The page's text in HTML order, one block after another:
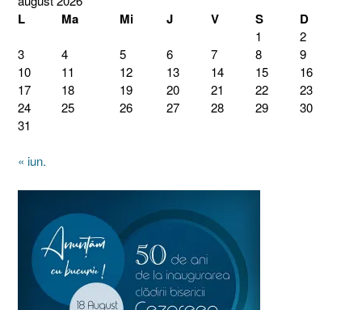
L Ma Mi J V S D
1
2
3
4 5 6 7 8
9
10
11 12 13 14 15
16
17
18 19 20 21 22
23
24
25 26 27 28 29
30
31
« iun.